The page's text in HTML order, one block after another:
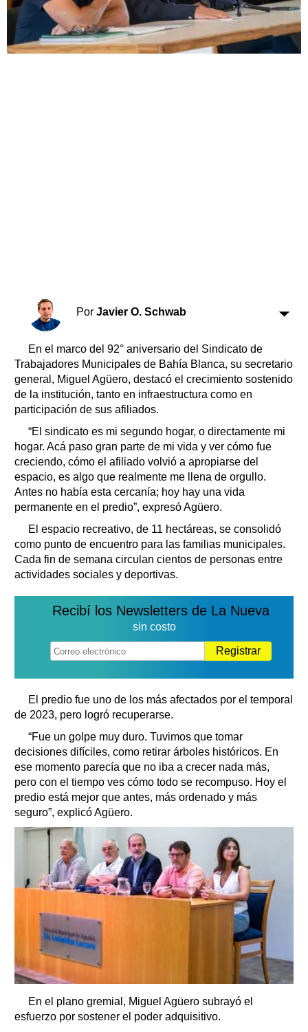
Es viral
El tiempo
Fúnebres
Por Javier O. Schwab
En el marco del 92° aniversario del Sindicato de
Trabajadores Municipales de Bahía Blanca, su secretario
general, Miguel Agüero, destacó el crecimiento sostenido
de la institución, tanto en infraestructura como en
participación de sus afiliados.
“El sindicato es mi segundo hogar, o directamente mi
hogar. Acá paso gran parte de mi vida y ver cómo fue
creciendo, cómo el afiliado volvió a apropiarse del
espacio, es algo que realmente me llena de orgullo.
Antes no había esta cercanía; hoy hay una vida
permanente en el predio”, expresó Agüero.
El espacio recreativo, de 11 hectáreas, se consolidó
como punto de encuentro para las familias municipales.
Cada fin de semana circulan cientos de personas entre
actividades sociales y deportivas.
Recibí los Newsletters de La Nueva
sin costo
Registrar
El predio fue uno de los más afectados por el temporal
de 2023, pero logró recuperarse.
“Fue un golpe muy duro. Tuvimos que tomar
decisiones difíciles, como retirar árboles históricos. En
ese momento parecía que no iba a crecer nada más,
pero con el tiempo ves cómo todo se recompuso. Hoy el
predio está mejor que antes, más ordenado y más
seguro”, explicó Agüero.
En el plano gremial, Miguel Agüero subrayó el
esfuerzo por sostener el poder adquisitivo.